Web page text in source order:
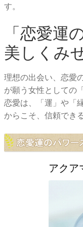
す。
「恋愛運
美しくみ
理想の出会い、恋愛
が願う女性としての
恋愛は、「運」や「
からこそ、信頼でき
アクア